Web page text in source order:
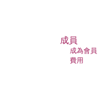
成員
成為會員
費用